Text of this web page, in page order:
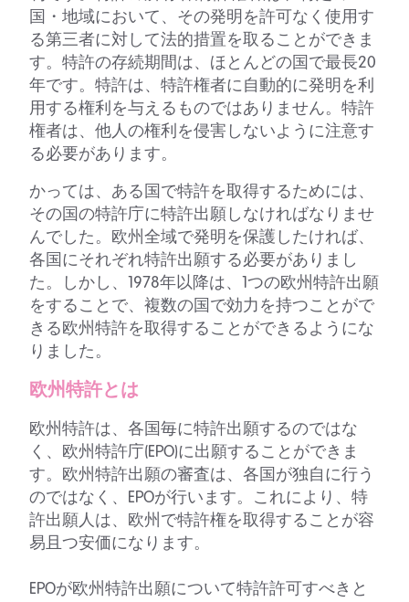
国・地域において、その発明を許可なく使用す
る第三者に対して法的措置を取ることができま
す。特許の存続期間は、ほとんどの国で最長20
年です。特許は、特許権者に自動的に発明を利
用する権利を与えるものではありません。特許
権者は、他人の権利を侵害しないように注意す
る必要があります。
かっては、ある国で特許を取得するためには、
その国の特許庁に特許出願しなければなりませ
んでした。欧州全域で発明を保護したければ、
各国にそれぞれ特許出願する必要がありまし
た。しかし、1978年以降は、1つの欧州特許出願
をすることで、複数の国で効力を持つことがで
きる欧州特許を取得することができるようにな
りました。
欧州特許とは
欧州特許は、各国毎に特許出願するのではな
く、欧州特許庁(EPO)に出願することができま
す。欧州特許出願の審査は、各国が独自に行う
のではなく、EPOが行います。これにより、特
許出願人は、欧州で特許権を取得することが容
易且つ安価になります。
EPOが欧州特許出願について特許許可すべきと